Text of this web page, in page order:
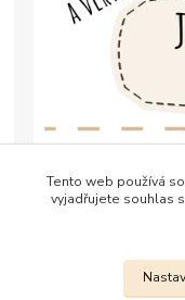
Tento web používá
vyjadřujete souhlas